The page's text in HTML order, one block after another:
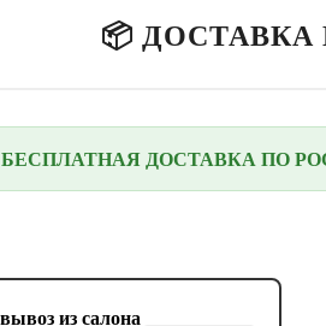
📦
БЕСПЛАТНАЯ ДОСТАВКА ПО
из салона